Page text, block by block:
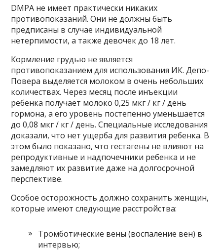
DMPA не имеет практически никаких
противопоказаний. Они не должны быть
предписаны в случае индивидуальной
нетерпимости, а также девочек до 18 лет.
Кормление грудью не является
противопоказанием для использования ИК. Депо-
Повера выделяется молоком в очень небольших
количествах. Через месяц после инъекции
ребенка получает молоко 0,25 мкг / кг / день
гормона, а его уровень постепенно уменьшается
до 0,08 мкг / кг / день. Специальные исследования
доказали, что нет ущерба для развития ребенка. В
этом было показано, что гестагены не влияют на
репродуктивные и надпочечники ребенка и не
замедляют их развитие даже на долгосрочной
перспективе.
Особое осторожность должно сохранить женщин,
которые имеют следующие расстройства:
Тромботические вены (воспаление вен) в
интервью;